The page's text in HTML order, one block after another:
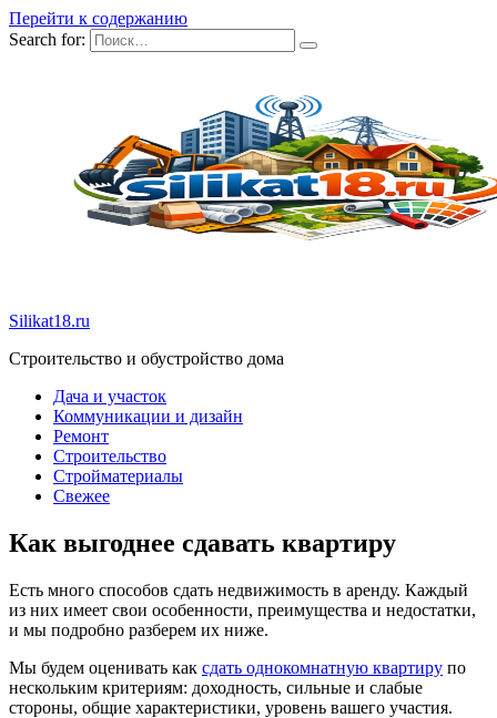
Перейти к содержанию
Search for:
Silikat18.ru
Строительство и обустройство дома
Дача и участок
Коммуникации и дизайн
Ремонт
Строительство
Стройматериалы
Свежее
Как выгоднее сдавать квартиру
Есть много способов сдать недвижимость в аренду. Каждый
из них имеет свои особенности, преимущества и недостатки,
и мы подробно разберем их ниже.
Мы будем оценивать как сдать однокомнатную квартиру по
нескольким критериям: доходность, сильные и слабые
стороны, общие характеристики, уровень вашего участия.